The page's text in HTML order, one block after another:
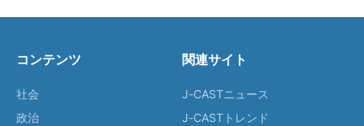
コンテンツ
社会
政治
関連サイト
J-CASTニュース
J-CASTトレンド